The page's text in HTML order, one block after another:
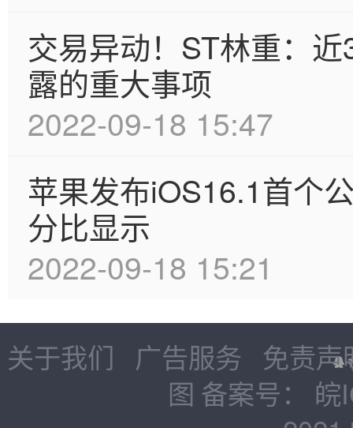
交易异动！ST林重：
露的重大事项
2022-09-18 15:47
苹果发布iOS16.1首个
分比显示
2022-09-18 15:21
关于我们 广告服务 免责声
图 备案号：
皖